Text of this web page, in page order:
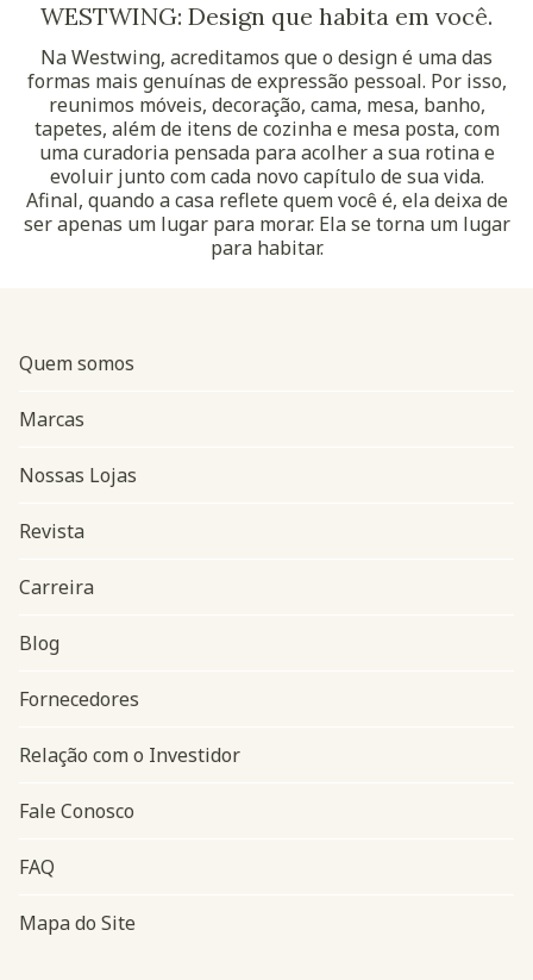
WESTWING: Design que habita em você.
Na Westwing, acreditamos que o design é uma das
formas mais genuínas de expressão pessoal. Por isso,
reunimos móveis, decoração, cama, mesa, banho,
tapetes, além de itens de cozinha e mesa posta, com
uma curadoria pensada para acolher a sua rotina e
evoluir junto com cada novo capítulo de sua vida.
Afinal, quando a casa reflete quem você é, ela deixa de
ser apenas um lugar para morar. Ela se torna um lugar
para habitar.
Navegação do rodapé
Quem somos
Marcas
Nossas Lojas
Revista
Carreira
Blog
Fornecedores
Relação com o Investidor
Fale Conosco
FAQ
Mapa do Site